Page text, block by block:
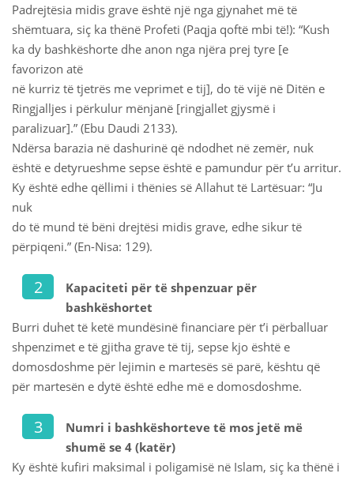
Padrejtësia midis grave është një nga gjynahet më të
shëmtuara, siç ka thënë Profeti (Paqja qoftë mbi të!): “Kush
ka dy bashkëshorte dhe anon nga njëra prej tyre [e
favorizon atë
në kurriz të tjetrës me veprimet e tij], do të vijë në Ditën e
Ringjalljes i përkulur mënjanë [ringjallet gjysmë i
paralizuar].” (Ebu Daudi 2133).
Ndërsa barazia në dashurinë që ndodhet në zemër, nuk
është e detyrueshme sepse është e pamundur për t’u arritur.
Ky është edhe qëllimi i thënies së Allahut të Lartësuar: “Ju
nuk
do të mund të bëni drejtësi midis grave, edhe sikur të
përpiqeni.” (En-Nisa: 129).
Kapaciteti për të shpenzuar për
bashkëshortet
Burri duhet të ketë mundësinë financiare për t’i përballuar
shpenzimet e të gjitha grave të tij, sepse kjo është e
domosdoshme për lejimin e martesës së parë, kështu që
për martesën e dytë është edhe më e domosdoshme.
Numri i bashkëshorteve të mos jetë më
shumë se 4 (katër)
Ky është kufiri maksimal i poligamisë në Islam, siç ka thënë i